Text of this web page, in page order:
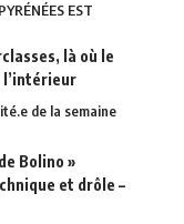
EST
là où le
l’intérieur
de la semaine
Bolino »
et drôle –